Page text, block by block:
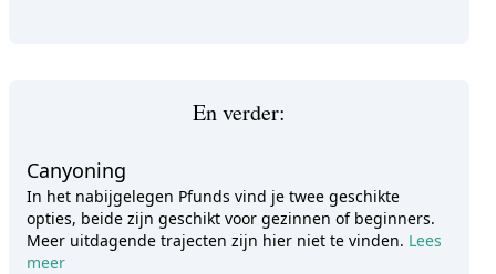
En verder:
Canyoning
In het nabijgelegen Pfunds vind je twee geschikte
opties, beide zijn geschikt voor gezinnen of beginners.
Meer uitdagende trajecten zijn hier niet te vinden. Lees
meer